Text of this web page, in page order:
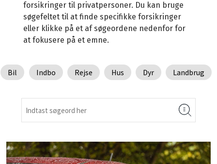
forsikringer til privatpersoner. Du kan bruge
søgefeltet til at finde specifikke forsikringer
eller klikke på et af søgeordene nedenfor for
at fokusere på et emne.
Bil Indbo Rejse Hus Dyr Landbrug